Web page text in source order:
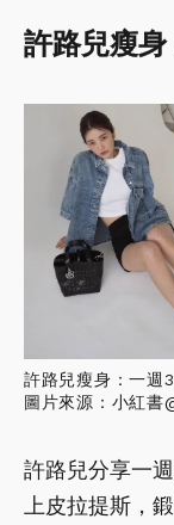
許路兒瘦
許路兒瘦身：一週
圖片來源：小紅書
許路兒分享一
上皮拉提斯，